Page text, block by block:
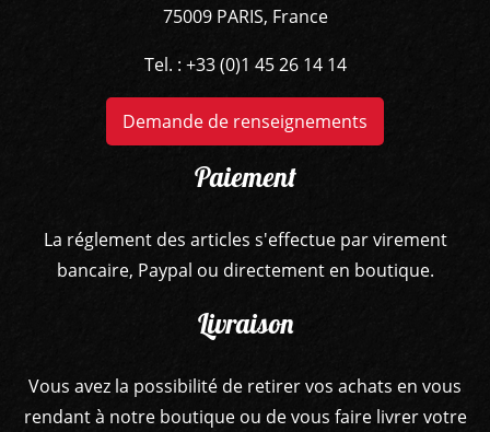
75009 PARIS, France
Tel. : +33 (0)1 45 26 14 14
Demande de renseignements
Paiement
La réglement des articles s'effectue par virement
bancaire, Paypal ou directement en boutique.
Livraison
Vous avez la possibilité de retirer vos achats en vous
rendant à notre boutique ou de vous faire livrer votre